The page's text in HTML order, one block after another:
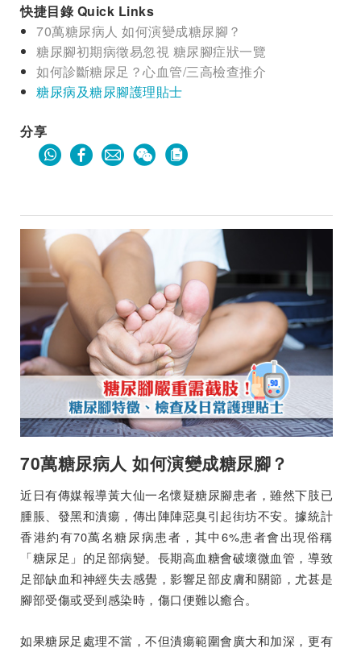
快捷目錄 Quick Links
70萬糖尿病人 如何演變成糖尿腳？
糖尿腳初期病徵易忽視 糖尿腳症狀一覽
如何診斷糖尿足？心血管/三高檢查推介
糖尿病及糖尿腳護理貼士
分享
70萬糖尿病人 如何演變成糖尿腳？
近日有傳媒報導黃大仙一名懷疑糖尿腳患者，雖然下肢已
腫脹、發黑和潰瘍，傳出陣陣惡臭引起街坊不安。據統計
香港約有70萬名糖尿病患者，其中6%患者會出現俗稱
「糖尿足」的足部病變。長期高血糖會破壞微血管，導致
足部缺血和神經失去感覺，影響足部皮膚和關節，尤甚是
腳部受傷或受到感染時，傷口便難以癒合。
如果糖尿足處理不當，不但潰瘍範圍會廣大和加深，更有